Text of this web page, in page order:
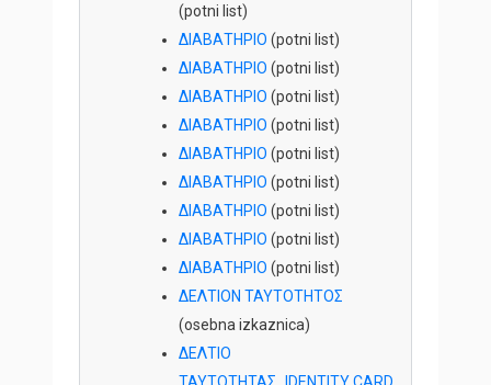
(potni list)
ΔΙΑΒΑΤΗΡΙΟ (potni list)
ΔΙΑΒΑΤΗΡΙΟ (potni list)
ΔΙΑΒΑΤΗΡΙΟ (potni list)
ΔΙΑΒΑΤΗΡΙΟ (potni list)
ΔΙΑΒΑΤΗΡΙΟ (potni list)
ΔΙΑΒΑΤΗΡΙΟ (potni list)
ΔΙΑΒΑΤΗΡΙΟ (potni list)
ΔΙΑΒΑΤΗΡΙΟ (potni list)
ΔΙΑΒΑΤΗΡΙΟ (potni list)
ΔΕΛΤΙΟN ΤΑΥΤΟΤΗΤΟΣ
(osebna izkaznica)
ΔΕΛΤΙΟ
ΤΑΥΤΟΤΗΤΑΣ_IDENTITY CARD